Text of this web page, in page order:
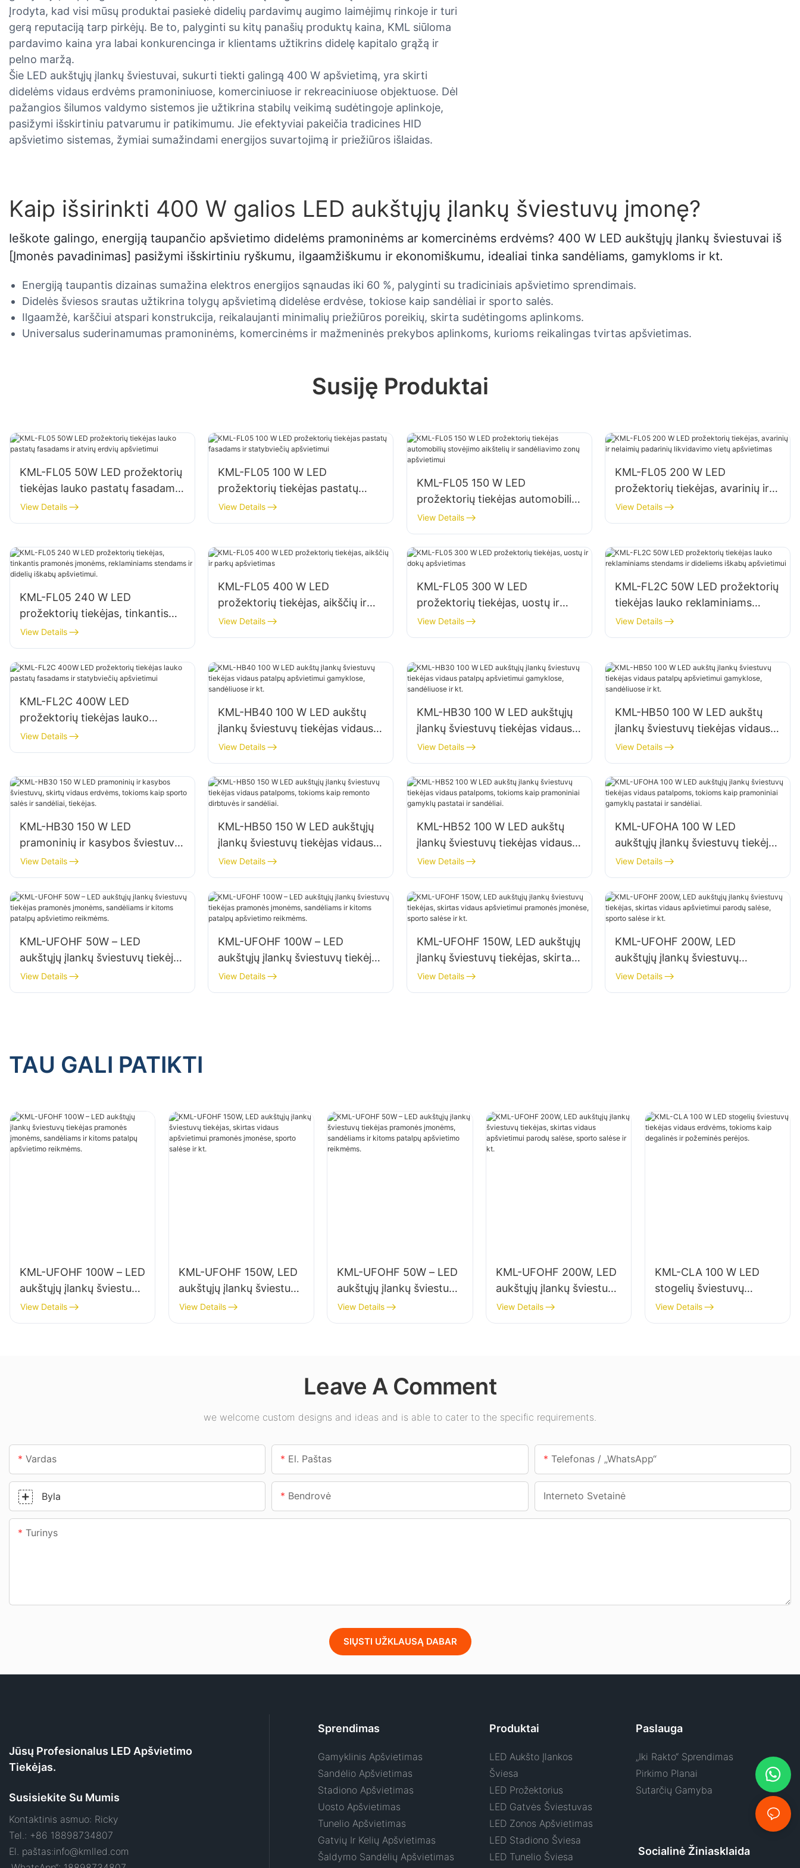
Įrodyta, kad visi mūsų produktai pasiekė didelių pardavimų augimo laimėjimų rinkoje ir turi
gerą reputaciją tarp pirkėjų. Be to, palyginti su kitų panašių produktų kaina, KML siūloma
pardavimo kaina yra labai konkurencinga ir klientams užtikrins didelę kapitalo grąžą ir
pelno maržą.
Šie LED aukštųjų įlankų šviestuvai, sukurti tiekti galingą 400 W apšvietimą, yra skirti
didelėms vidaus erdvėms pramoniniuose, komerciniuose ir rekreaciniuose objektuose. Dėl
pažangios šilumos valdymo sistemos jie užtikrina stabilų veikimą sudėtingoje aplinkoje,
pasižymi išskirtiniu patvarumu ir patikimumu. Jie efektyviai pakeičia tradicines HID
apšvietimo sistemas, žymiai sumažindami energijos suvartojimą ir priežiūros išlaidas.
Kaip išsirinkti 400 W galios LED aukštųjų įlankų šviestuvų įmonę?
Ieškote galingo, energiją taupančio apšvietimo didelėms pramoninėms ar komercinėms erdvėms? 400 W LED aukštųjų įlankų šviestuvai iš
[Įmonės pavadinimas] pasižymi išskirtiniu ryškumu, ilgaamžiškumu ir ekonomiškumu, idealiai tinka sandėliams, gamykloms ir kt.
Energiją taupantis dizainas sumažina elektros energijos sąnaudas iki 60 %, palyginti su tradiciniais apšvietimo sprendimais.
Didelės šviesos srautas užtikrina tolygų apšvietimą didelėse erdvėse, tokiose kaip sandėliai ir sporto salės.
Ilgaamžė, karščiui atspari konstrukcija, reikalaujanti minimalių priežiūros poreikių, skirta sudėtingoms aplinkoms.
Universalus suderinamumas pramoninėms, komercinėms ir mažmeninės prekybos aplinkoms, kurioms reikalingas tvirtas apšvietimas.
Susiję Produktai
KML-FL05 50W LED prožektorių
tiekėjas lauko pastatų fasadams
ir atvirų erdvių apšvietimui
View Details
KML-FL05 100 W LED
prožektorių tiekėjas pastatų
fasadams ir statybviečių
apšvietimui
View Details
KML-FL05 150 W LED
prožektorių tiekėjas automobilių
stovėjimo aikštelių ir
sandėliavimo zonų apšvietimui
View Details
KML-FL05 200 W LED
prožektorių tiekėjas, avarinių ir
nelaimių padarinių likvidavimo
vietų apšvietimas
View Details
KML-FL05 240 W LED
prožektorių tiekėjas, tinkantis
pramonės įmonėms,
reklaminiams stendams ir didelių
iškabų apšvietimui.
View Details
KML-FL05 400 W LED
prožektorių tiekėjas, aikščių ir
parkų apšvietimas
View Details
KML-FL05 300 W LED
prožektorių tiekėjas, uostų ir
dokų apšvietimas
View Details
KML-FL2C 50W LED prožektorių
tiekėjas lauko reklaminiams
stendams ir dideliems iškabų
apšvietimui
View Details
KML-FL2C 400W LED
prožektorių tiekėjas lauko
pastatų fasadams ir statybviečių
apšvietimui
View Details
KML-HB40 100 W LED aukštų
įlankų šviestuvų tiekėjas vidaus
patalpų apšvietimui gamyklose,
sandėliuose ir kt.
View Details
KML-HB30 100 W LED aukštųjų
įlankų šviestuvų tiekėjas vidaus
patalpų apšvietimui gamyklose,
sandėliuose ir kt.
View Details
KML-HB50 100 W LED aukštų
įlankų šviestuvų tiekėjas vidaus
patalpų apšvietimui gamyklose,
sandėliuose ir kt.
View Details
KML-HB30 150 W LED
pramoninių ir kasybos šviestuvų,
skirtų vidaus erdvėms, tokioms
kaip sporto salės ir sandėliai,
tiekėjas.
View Details
KML-HB50 150 W LED aukštųjų
įlankų šviestuvų tiekėjas vidaus
patalpoms, tokioms kaip
remonto dirbtuvės ir sandėliai.
View Details
KML-HB52 100 W LED aukštų
įlankų šviestuvų tiekėjas vidaus
patalpoms, tokioms kaip
pramoniniai gamyklų pastatai ir
sandėliai.
View Details
KML-UFOHA 100 W LED
aukštųjų įlankų šviestuvų tiekėjas
vidaus patalpoms, tokioms kaip
pramoniniai gamyklų pastatai ir
sandėliai.
View Details
KML-UFOHF 50W – LED
aukštųjų įlankų šviestuvų tiekėjas
pramonės įmonėms, sandėliams
ir kitoms patalpų apšvietimo
View Details
KML-UFOHF 100W – LED
aukštųjų įlankų šviestuvų tiekėjas
pramonės įmonėms, sandėliams
ir kitoms patalpų apšvietimo
View Details
KML-UFOHF 150W, LED aukštųjų
įlankų šviestuvų tiekėjas, skirtas
vidaus apšvietimui pramonės
įmonėse, sporto salėse ir kt.
View Details
KML-UFOHF 200W, LED
aukštųjų įlankų šviestuvų
tiekėjas, skirtas vidaus
apšvietimui parodų salėse,
View Details
TAU GALI PATIKTI
KML-UFOHF 100W – LED
aukštųjų įlankų šviestuvų
tiekėjas pramonės
įmonėms, sandėliams ir
View Details
KML-UFOHF 150W, LED
aukštųjų įlankų šviestuvų
tiekėjas, skirtas vidaus
apšvietimui pramonės
View Details
KML-UFOHF 50W – LED
aukštųjų įlankų šviestuvų
tiekėjas pramonės
įmonėms, sandėliams ir
View Details
KML-UFOHF 200W, LED
aukštųjų įlankų šviestuvų
tiekėjas, skirtas vidaus
apšvietimui parodų
View Details
KML-CLA 100 W LED
stogelių šviestuvų
tiekėjas vidaus erdvėms,
tokioms kaip degalinės ir
View Details
Leave A Comment
we welcome custom designs and ideas and is able to cater to the specific requirements.
Vardas El. Paštas Telefonas / „WhatsApp“
Byla Bendrovė Interneto Svetainė
Turinys
SIŲSTI UŽKLAUSĄ DABAR
Jūsų Profesionalus LED Apšvietimo
Tiekėjas.
Susisiekite Su Mumis
Kontaktinis asmuo: Ricky
Tel.: +86 18898734807
El. paštas:info@kmlled.com
Sprendimas
Gamyklinis Apšvietimas
Sandėlio Apšvietimas
Stadiono Apšvietimas
Uosto Apšvietimas
Tunelio Apšvietimas
Gatvių Ir Kelių Apšvietimas
Šaldymo Sandėlių Apšvietimas
Produktai
LED Aukšto Įlankos
Šviesa
LED Prožektorius
LED Gatvės Šviestuvas
LED Zonos Apšvietimas
LED Stadiono Šviesa
LED Tunelio Šviesa
Paslauga
„Iki Rakto“ Sprendimas
Pirkimo Planai
Sutarčių Gamyba
Socialinė Žiniasklaida